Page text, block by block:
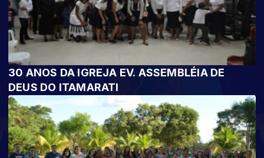
30 ANOS DA IGREJA EV. ASSEMBLÉIA DE
DEUS DO ITAMARATI